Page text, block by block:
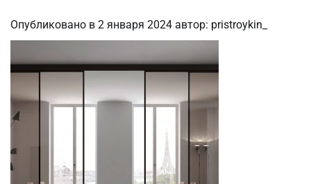
Опубликовано в 2 января 2024 автор: pristroykin_